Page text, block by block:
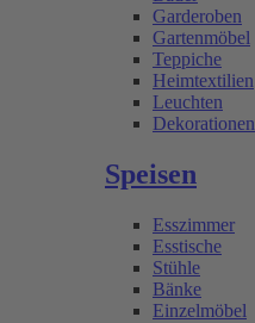
Garderoben
Gartenmöbel
Teppiche
Heimtextilien
Leuchten
Dekorationen
Speisen
Esszimmer
Esstische
Stühle
Bänke
Einzelmöbel